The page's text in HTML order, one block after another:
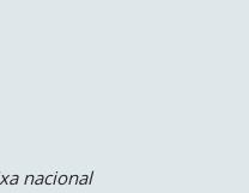
nacional